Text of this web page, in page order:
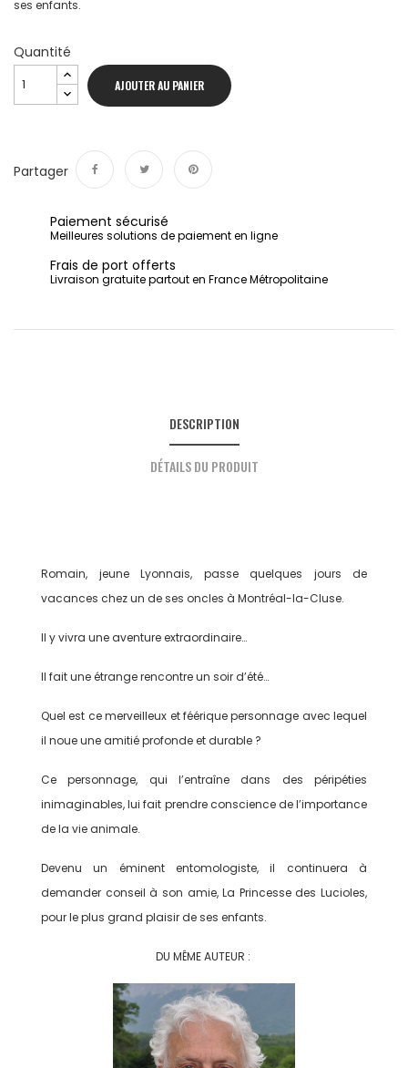
ses enfants.
Quantité
AJOUTER AU PANIER
Partager
Paiement sécurisé
Meilleures solutions de paiement en ligne
Frais de port offerts
Livraison gratuite partout en France Métropolitaine
DESCRIPTION
DÉTAILS DU PRODUIT
Romain, jeune Lyonnais, passe quelques jours de
vacances chez un de ses oncles à Montréal-la-Cluse.
Il y vivra une aventure extraordinaire…
Il fait une étrange rencontre un soir d’été…
Quel est ce merveilleux et féérique personnage avec lequel
il noue une amitié profonde et durable ?
Ce personnage, qui l’entraîne dans des péripéties
inimaginables, lui fait prendre conscience de l’importance
de la vie animale.
Devenu un éminent entomologiste, il continuera à
demander conseil à son amie, La Princesse des Lucioles,
pour le plus grand plaisir de ses enfants.
DU MÊME AUTEUR :